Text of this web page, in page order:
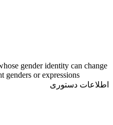
gender identity can change
genders or expressions
اطلاعات دستوری